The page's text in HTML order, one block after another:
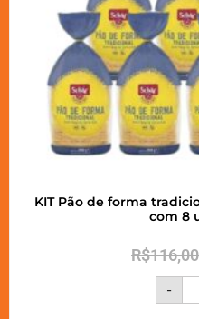
KIT Pão de forma
com 8
R$116,00
-